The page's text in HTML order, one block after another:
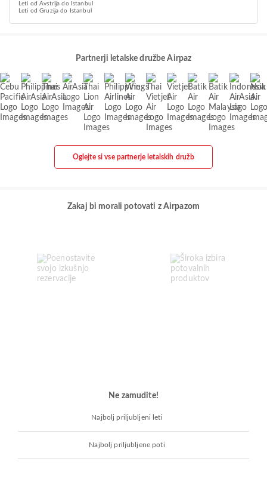
Leti od Avstrija do Istanbul
Leti od Gruzija do Istanbul
Partnerji letalske družbe Airpaz
Oglejte si vse partnerje letalskih družb
Zakaj bi morali potovati z Airpazom
Ne zamudite!
Najbolj priljubljeni leti
Najbolj priljubljene poti